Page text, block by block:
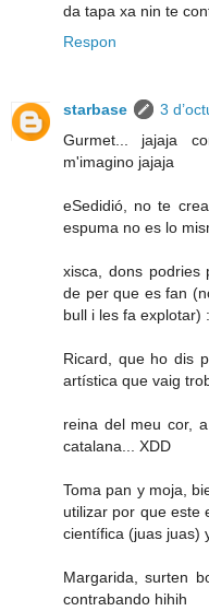
da tapa xa nin te
Respon
starbase
3
Gurmet... jajaja
m'imagino jajaja
eSedidió, no te
espuma no es lo
xisca, dons podries
de per que es fan
bull i les fa explotar)
Ricard, que ho dis
artística que vaig
reina del meu cor,
catalana... XDD
Toma pan y moja,
utilizar por que este
científica (juas juas)
Margarida, surten
contrabando hihih